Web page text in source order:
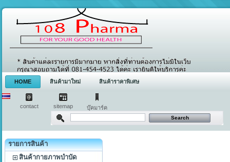
HOME สินค้ามาใหม่ สินค้าราคาพิเศษ
contact sitemap บุ๊คมาร์ค
รายการสินค้า
สินค้ากายภาพบำบัด